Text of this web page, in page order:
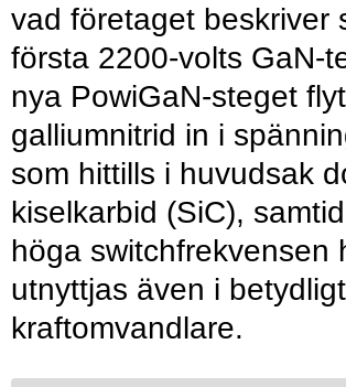
vad företaget beskriver
första 2200-volts GaN-
nya PowiGaN-steget
galliumnitrid in i
som hittills i huvudsak
kiselkarbid (SiC),
höga switchfrekvensen
utnyttjas även i
kraftomvandlare.